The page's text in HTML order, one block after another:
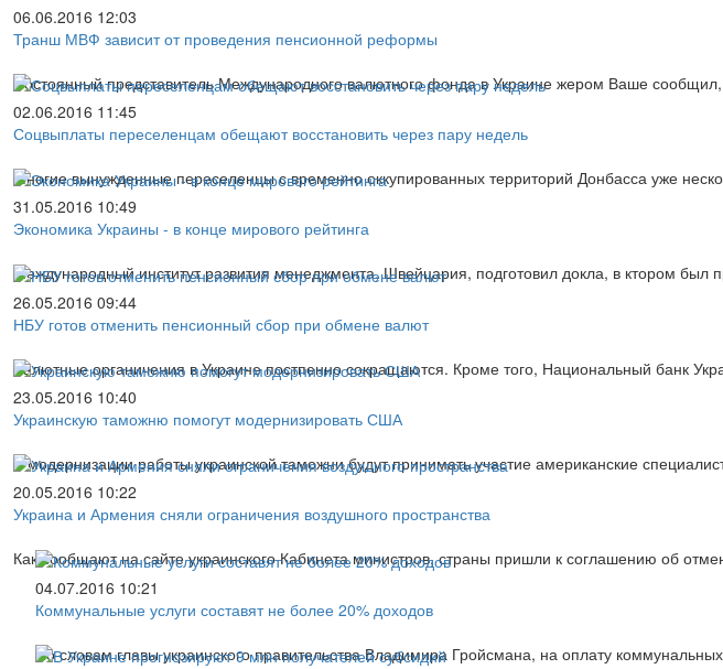
06.06.2016 12:03
Транш МВФ зависит от проведения пенсионной реформы
Постоянный представитель Международного валютного фонда в Украине жером Ваше
02.06.2016 11:45
Соцвыплаты переселенцам обещают восстановить через пару недель
Многие вынужденные переселенцы с временно оккупированных территорий Донбасса уже
31.05.2016 10:49
Экономика Украины - в конце мирового рейтинга
Международный институт развития менеджмента, Швейцария, подготовил докла, в ктором был
26.05.2016 09:44
НБУ готов отменить пенсионный сбор при обмене валют
Валютные органичения в Украине постпенно сокращаются. Кроме того, Национальный банк
23.05.2016 10:40
Украинскую таможню помогут модернизировать США
В модернизации работы украинской таможни будут принимать участие американские
20.05.2016 10:22
Украина и Армения сняли ограничения воздушного пространства
Как сообщают на сайте украинского Кабинета министров, страны пришли к соглашению об
04.07.2016 10:21
Коммунальные услуги составят не более 20% доходов
По словам главы украинского правительства Владимира Гройсмана, на оплату